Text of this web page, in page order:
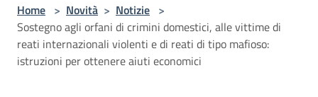
Home > Novità > Notizie >
Sostegno agli orfani di crimini domestici, alle vittime di
reati internazionali violenti e di reati di tipo mafioso:
istruzioni per ottenere aiuti economici